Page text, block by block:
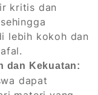
kritis dan
lebih kokoh dan
dan Kekuatan:
dapat